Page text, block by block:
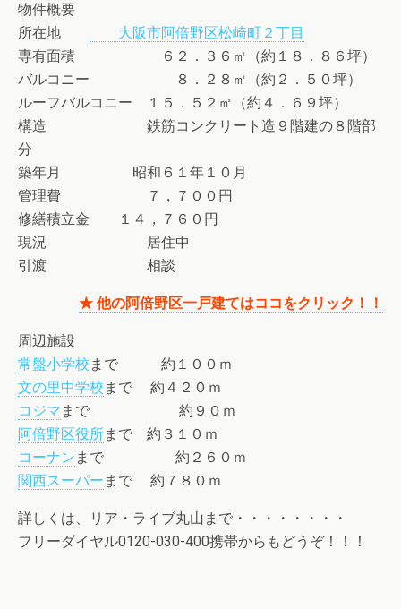
物件概要
所在地
大阪市阿倍野区松崎町２丁目
専有面積 ６２．３６㎡（約１８．８６坪）
バルコニー ８．２８㎡（約２．５０坪）
ルーフバルコニー １５．５２㎡（約４．６９坪）
構造 鉄筋コンクリート造９階建の８階部
分
築年月 昭和６１年１０月
管理費 ７，７００円
修繕積立金 １４，７６０円
現況 居住中
引渡 相談
★ 他の阿倍野区一戸建てはココをクリック！！
周辺施設
常盤小学校 まで 約１００ｍ
文の里中学校 まで 約４２０ｍ
コジマ まで 約９０ｍ
阿倍野区役所まで 約３１０ｍ
コーナン まで 約２６０ｍ
関西スーパー まで 約７８０ｍ
詳しくは、リア・ライブ丸山まで・・・・・・・・
フリーダイヤル0120-030-400携帯からもどうぞ！！！